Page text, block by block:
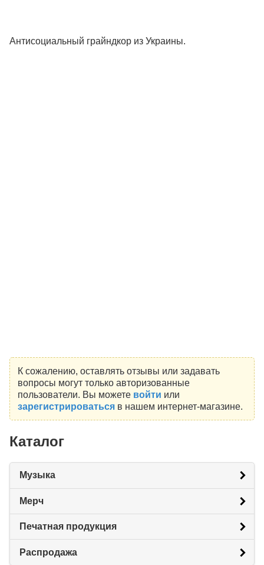
Антисоциальный грайндкор из Украины.
К сожалению, оставлять отзывы или задавать
вопросы могут только авторизованные
пользователи. Вы можете войти или
зарегистрироватьсяв нашем интернет-магазине.
Каталог
Музыка
Мерч
Печатная продукция
Распродажа